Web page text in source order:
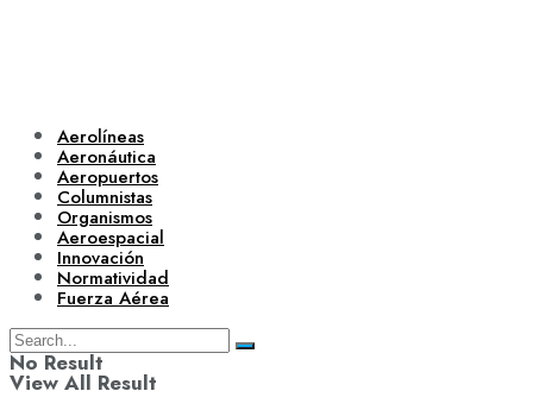
Aerolíneas
Aeronáutica
Aeropuertos
Columnistas
Organismos
Aeroespacial
Innovación
Normatividad
Fuerza Aérea
No Result
View All Result